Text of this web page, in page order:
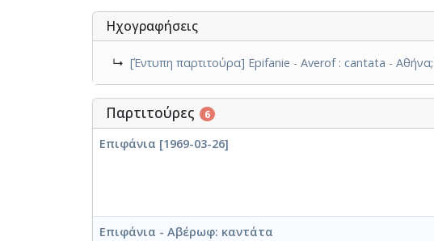
Ηχογραφήσεις
↳ [Έντυπη παρτιτούρα] Epifanie - Averof : cantata -
Παρτιτούρες 6
Επιφάνια [1969-03-26]
Επιφάνια - Αβέρωφ: καντάτα